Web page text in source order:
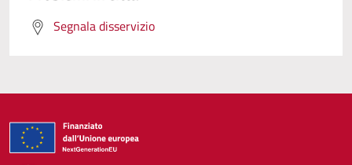
Segnala disservizio